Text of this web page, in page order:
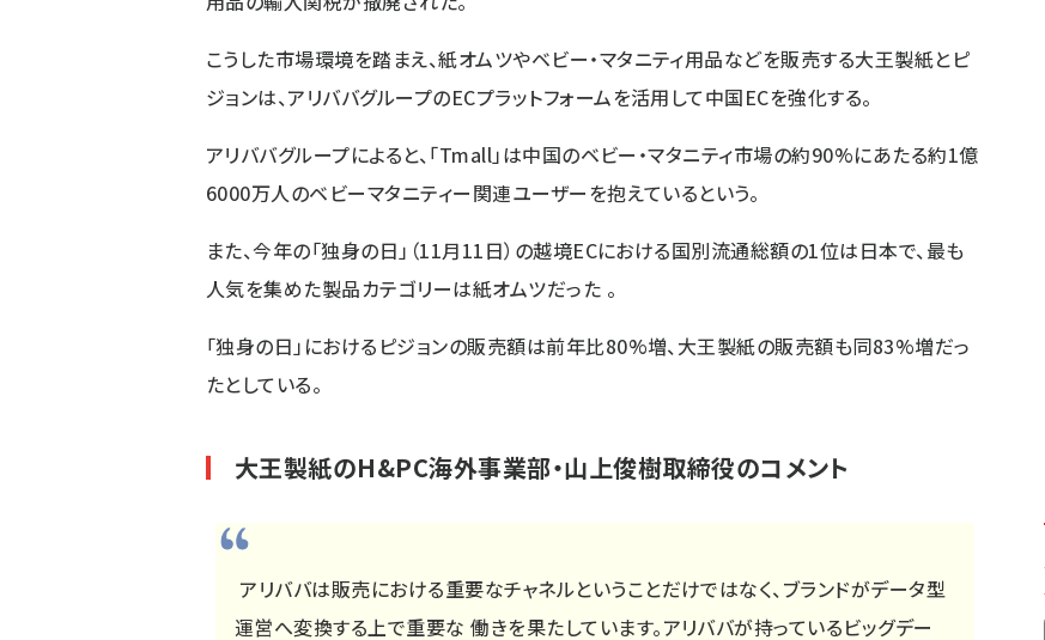
こうした市場環境を踏まえ、紙オムツやベビー・マタニティ用品などを販売する大王製紙とピ
ジョンは、アリババグループのECプラットフォームを活用して中国ECを強化する。
アリババグループによると、「Tmall」は中国のベビー・マタニティ市場の約90%にあたる約1億
6000万人のベビーマタニティー関連ユーザーを抱えているという。
また、今年の「独身の日」（11月11日）の越境ECにおける国別流通総額の1位は日本で、最も
人気を集めた製品カテゴリーは紙オムツだった 。
「独身の日」におけるピジョンの販売額は前年比80%増、大王製紙の販売額も同83%増だっ
たとしている。
大王製紙のH&PC海外事業部・山上俊樹取締役のコメント
アリババは販売における重要なチャネルということだけではなく、ブランドがデータ型
運営へ変換する上で重要な 働きを果たしています。アリババが持っているビッグデー